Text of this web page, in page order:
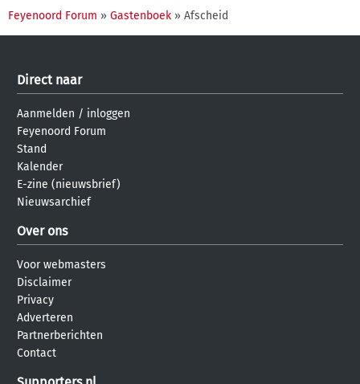
Feyenoord Forum » Gastenboek » Afscheid
Direct naar
Aanmelden / inloggen
Feyenoord Forum
Stand
Kalender
E-zine (nieuwsbrief)
Nieuwsarchief
Over ons
Voor webmasters
Disclaimer
Privacy
Adverteren
Partnerberichten
Contact